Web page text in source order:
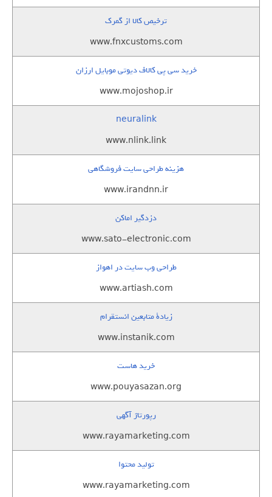
ترخیص کالا از گمرک
www.fnxcustoms.com
خرید سی پی کالاف دیوتی موبایل ارزان
www.mojoshop.ir
neuralink
www.nlink.link
هزینه طراحی سایت فروشگاهی
www.irandnn.ir
دزدگیر اماکن
www.sato-electronic.com
طراحی وب سایت در اهواز
www.artiash.com
زيادة متابعين انستقرام
www.instanik.com
خرید هاست
www.pouyasazan.org
رپورتاژ آگهی
www.rayamarketing.com
تولید محتوا
www.rayamarketing.com